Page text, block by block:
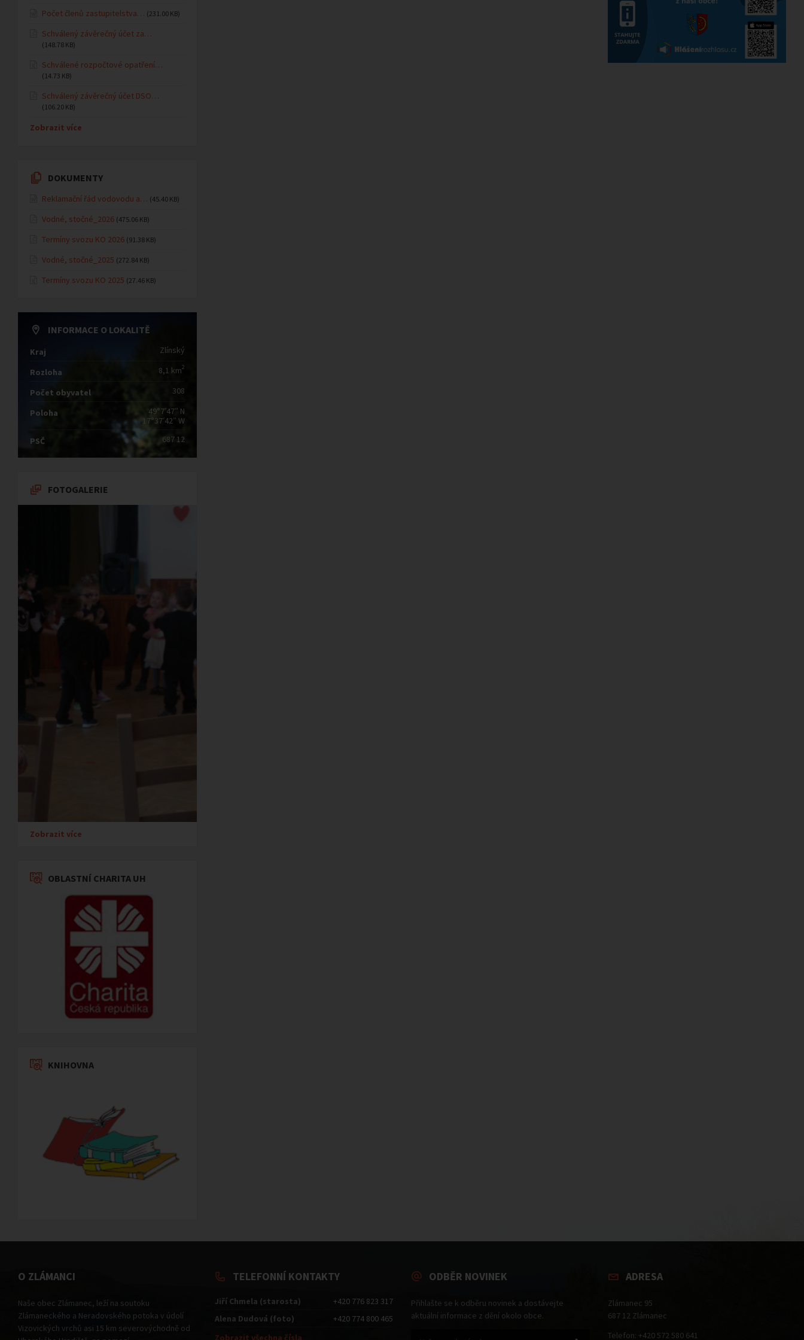
Počet členů zastupitelstva… (231.00 KB)
Schválený závěrečný účet za…
(148.78 KB)
Schválené rozpočtové opatření…
(14.73 KB)
Schválený závěrečný účet DSO…
(106.20 KB)
Zobrazit více
DOKUMENTY
Reklamační řád vodovodu a… (45.40 KB)
Vodné, stočné_2026 (475.06 KB)
Termíny svozu KO 2026 (91.38 KB)
Vodné, stočné_2025 (272.84 KB)
Termíny svozu KO 2025 (27.46 KB)
INFORMACE O LOKALITĚ
Kraj Zlínský
Rozloha 8,1 km2
Počet obyvatel 308
Poloha
49°7′47″ N
17°37′42″ W
PSČ
687 12
FOTOGALERIE
Zobrazit více
OBLASTNÍ CHARITA UH
KNIHOVNA
O ZLÁMANCI
Naše obec Zlámanec, leží na soutoku
Zlámaneckého a Neradovského potoka v údolí
Vizovických vrchů asi 15 km severovýchodně od
TELEFONNÍ KONTAKTY
Jiří Chmela (starosta)
+420 776 823 317
Alena Dudová (foto)
+420 774 800 465
Zobrazit všechna čísla
ODBĚR NOVINEK
Přihlašte se k odběru novinek a dostávejte
aktuální informace z dění okolo obce.
ADRESA
Zlámanec 95
687 12 Zlámanec
Telefon: +420 572 580 641